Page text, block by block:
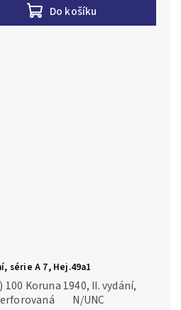
Do košíku
série A 7, Hej.49a1
Koruna 1940, II. vydání,
N/UNC